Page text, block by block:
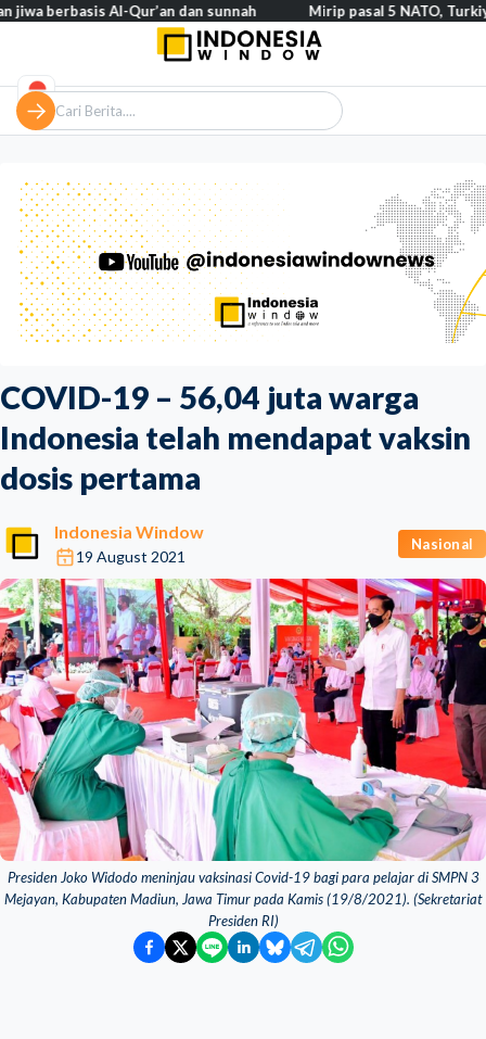
COVID-19 – 56,04 juta warga
Indonesia telah mendapat vaksin
dosis pertama
Indonesia Window
19 August 2021
Nasional
Presiden Joko Widodo meninjau vaksinasi Covid-19 bagi para pelajar di SMPN 3
Mejayan, Kabupaten Madiun, Jawa Timur pada Kamis (19/8/2021). (Sekretariat
Presiden RI)
Al-Qur’an dan sunnah Mirip pasal 5 NATO, Turkiye